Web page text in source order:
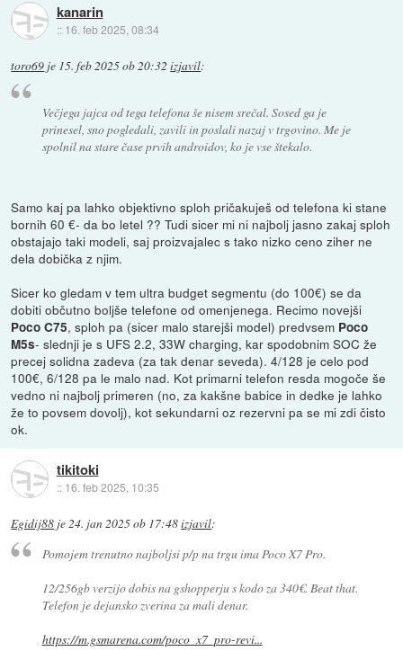
kanarin
:: 16. feb 2025, 08:34
toro69 je 15. feb 2025 ob 20:32 izjavil:
Večjega jajca od tega telefona še nisem srečal. Sosed ga je
prinesel, sno pogledali, zavili in poslali nazaj v trgovino. Me je
spolnil na stare čase prvih androidov, ko je vse štekalo.
Samo kaj pa lahko objektivno sploh pričakuješ od telefona ki stane
bornih 60 €- da bo letel ?? Tudi sicer mi ni najbolj jasno zakaj sploh
obstajajo taki modeli, saj proizvajalec s tako nizko ceno ziher ne
dela dobička z njim.
Sicer ko gledam v tem ultra budget segmentu (do 100€) se da
dobiti občutno boljše telefone od omenjenega. Recimo novejši
Poco C75, sploh pa (sicer malo starejši model) predvsem Poco
M5s- slednji je s UFS 2.2, 33W charging, kar spodobnim SOC že
precej solidna zadeva (za tak denar seveda). 4/128 je celo pod
100€, 6/128 pa le malo nad. Kot primarni telefon resda mogoče še
vedno ni najbolj primeren (no, za kakšne babice in dedke je lahko
že to povsem dovolj), kot sekundarni oz rezervni pa se mi zdi čisto
ok.
tikitoki
:: 16. feb 2025, 10:35
Egidij88 je24. jan 2025 ob 17:48izjavil:
Pomojem trenutno najboljsi p/p na trgu ima Poco X7 Pro.
12/256gb verzijo dobis na gshopperju s kodo za 340€. Beat that.
Telefon je dejansko zverina za mali denar.
https://m.gsmarena.com/poco_x7_pro-revi...